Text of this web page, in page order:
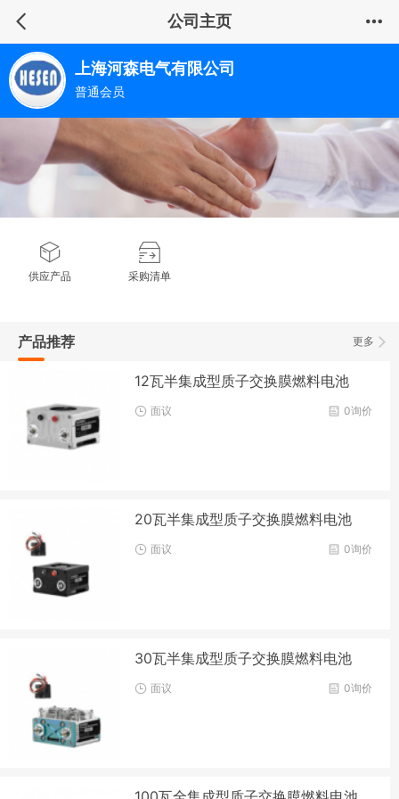
公司主页
上海河森电气有限公司
普通会员
供应产品 采购清单
更多
产品推荐
12瓦半集成型质子交换膜燃料电池
0询价
面议
20瓦半集成型质子交换膜燃料电池
0询价
面议
30瓦半集成型质子交换膜燃料电池
0询价
面议